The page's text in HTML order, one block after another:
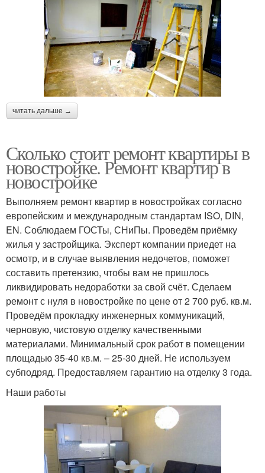
читать дальше →
Сколько стоит ремонт квартиры в
новостройке. Ремонт квартир в
новостройке
Выполняем ремонт квартир в новостройках согласно
европейским и международным стандартам ISO, DIN,
EN. Соблюдаем ГОСТы, СНиПы. Проведём приёмку
жилья у застройщика. Эксперт компании приедет на
осмотр, и в случае выявления недочетов, поможет
составить претензию, чтобы вам не пришлось
ликвидировать недоработки за свой счёт. Сделаем
ремонт с нуля в новостройке по цене от 2 700 руб. кв.м.
Проведём прокладку инженерных коммуникаций,
черновую, чистовую отделку качественными
материалами. Минимальный срок работ в помещении
площадью 35-40 кв.м. – 25-30 дней. Не используем
субподряд. Предоставляем гарантию на отделку 3 года.
Наши работы